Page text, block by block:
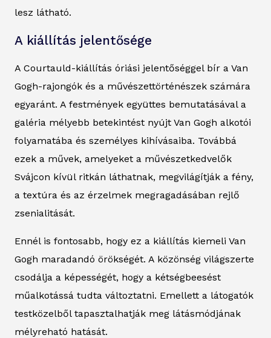
lesz látható.
A kiállítás jelentősége
A Courtauld-kiállítás óriási jelentőséggel bír a Van
Gogh-rajongók és a művészettörténészek számára
egyaránt. A festmények együttes bemutatásával a
galéria mélyebb betekintést nyújt Van Gogh alkotói
folyamatába és személyes kihívásaiba. Továbbá
ezek a művek, amelyeket a művészetkedvelők
Svájcon kívül ritkán láthatnak, megvilágítják a fény,
a textúra és az érzelmek megragadásában rejlő
zsenialitását.
Ennél is fontosabb, hogy ez a kiállítás kiemeli Van
Gogh maradandó örökségét. A közönség világszerte
csodálja a képességét, hogy a kétségbeesést
műalkotássá tudta változtatni. Emellett a látogatók
testközelből tapasztalhatják meg látásmódjának
mélyreható hatását.